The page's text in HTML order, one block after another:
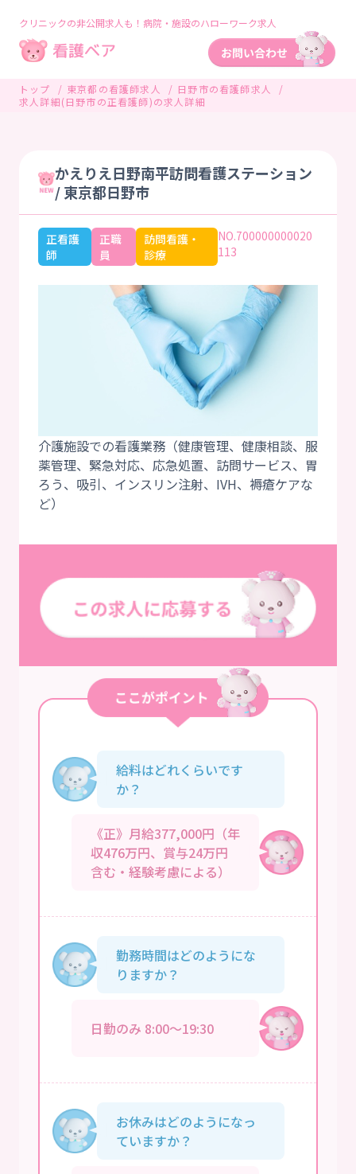
クリニックの非公開求人も！病院・施設のハローワーク求人
トップ 東京都の看護師求人
日野市の看護師求人
求人詳細(日野市の正看護師)の求人詳細
かえりえ日野南平訪問看護ステーション
/ 東京都日野市
正看護
師
正職
員
訪問看護・
診療
NO.700000000020
113
介護施設での看護業務（健康管理、健康相談、服
薬管理、緊急対応、応急処置、訪問サービス、胃
ろう、吸引、インスリン注射、IVH、褥瘡ケアな
給料はどれくらいです
か？
《正》月給377,000円（年
収476万円、賞与24万円
含む・経験考慮による）
勤務時間はどのようにな
りますか？
日勤のみ 8:00～19:30
お休みはどのようになっ
ていますか？